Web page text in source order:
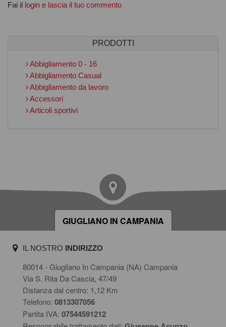
Fai il login e lascia il tuo commento
PRODOTTI
Abbigliamento 0 - 16
Abbigliamento Casual
Abbigliamento da lavoro
Accessori
Articoli sportivi
GIUGLIANO IN CAMPANIA
IL NOSTRO INDIRIZZO
80014 - Giugliano In Campania (NA) Campania
Via S. Rita Da Cascia, 47/49
Distanza dal centro: 1,12 Km
Telefono: 0813307056
Partita IVA: 07544591212